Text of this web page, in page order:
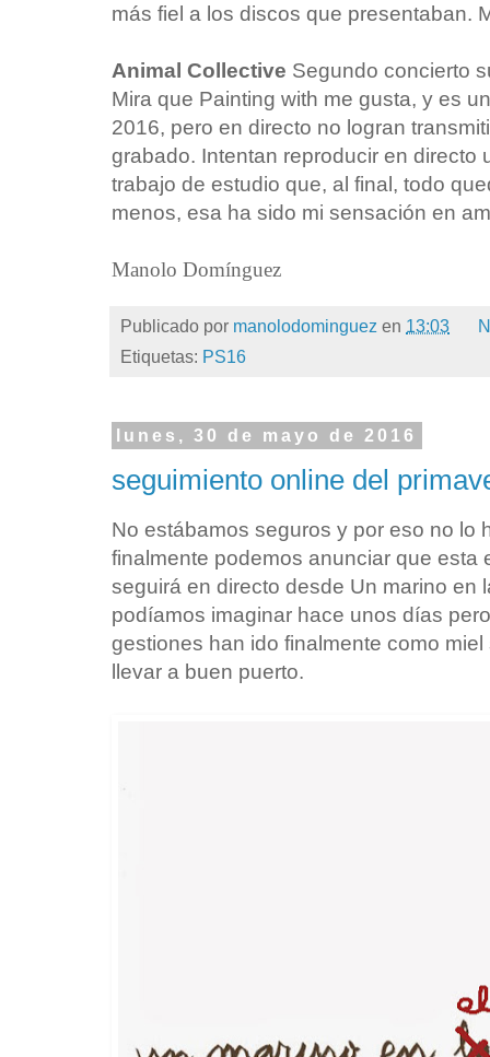
más fiel a los discos que presentaban.
Animal Collective Segundo concierto
Mira que Painting with me gusta, y es
2016, pero en directo no logran
grabado. Intentan reproducir en directo
trabajo de estudio que, al final, todo
menos, esa ha sido mi sensación en
Manolo Domínguez
Publicado por manolodominguez en 13:03
Etiquetas: PS16
lunes, 30 de mayo de 2016
seguimiento online del
No estábamos seguros y por eso no lo
finalmente podemos anunciar que esta
seguirá en directo desde Un marino en
podíamos imaginar hace unos días
gestiones han ido finalmente como
llevar a buen puerto.